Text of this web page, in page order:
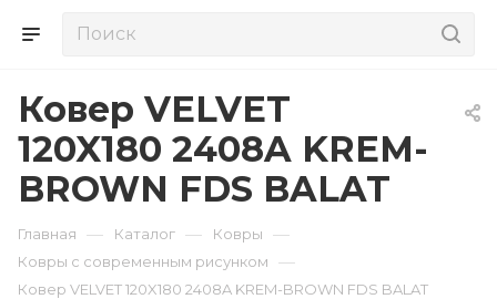
Ковер VELVET
120X180 2408A KREM-
BROWN FDS BALAT
Главная — Каталог — Ковры —
Ковры с современным рисунком —
Ковер VELVET 120X180 2408A KREM-BROWN FDS BALAT